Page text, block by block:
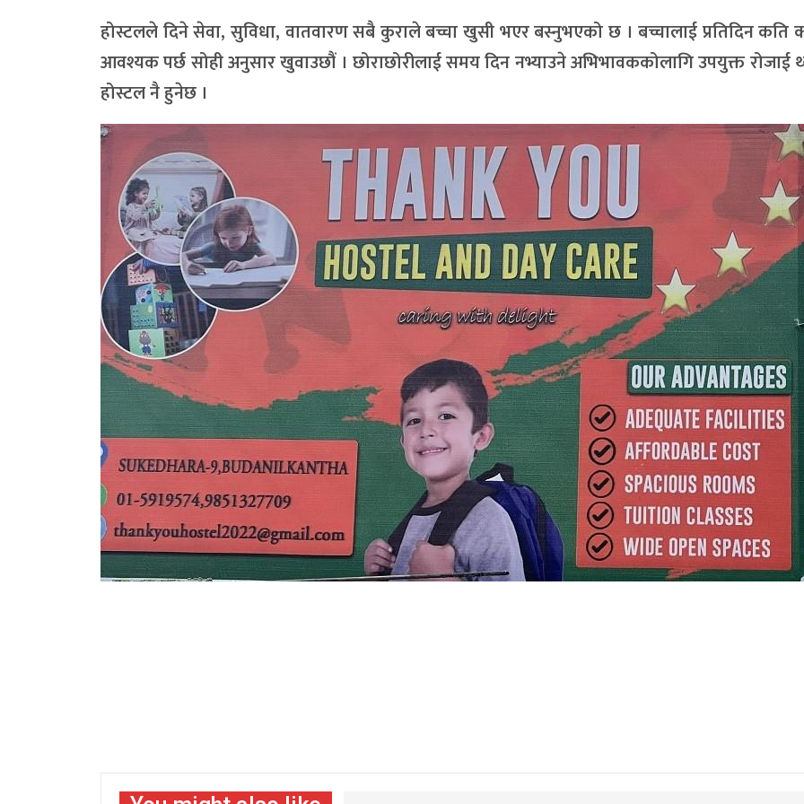
होस्टलले दिने सेवा, सुविधा, वातवारण सबै कुराले बच्चा खुसी भएर बस्नुभएको छ । बच्चालाई प्रतिदिन कति
आवश्यक पर्छ सोही अनुसार खुवाउछौं । छोराछोरीलाई समय दिन नभ्याउने अभिभावककोलागि उपयुक्त रोजाई
होस्टल नै हुनेछ ।